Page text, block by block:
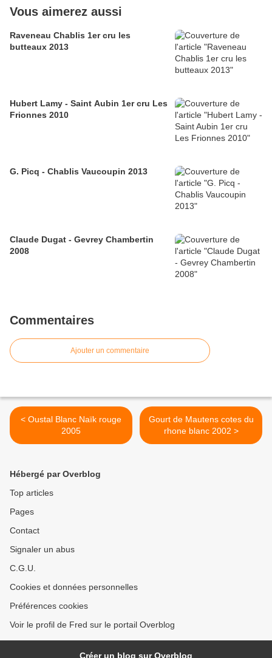
Vous aimerez aussi
Raveneau Chablis 1er cru les
butteaux 2013
Hubert Lamy - Saint Aubin 1er cru Les
Frionnes 2010
G. Picq - Chablis Vaucoupin 2013
Claude Dugat - Gevrey Chambertin
2008
Commentaires
Ajouter un commentaire
< Oustal Blanc Naïk rouge
2005
Gourt de Mautens cotes du
rhone blanc 2002 >
Hébergé par Overblog
Top articles
Pages
Contact
Signaler un abus
C.G.U.
Cookies et données personnelles
Préférences cookies
Voir le profil de Fred sur le portail Overblog
Créer un blog sur Overblog